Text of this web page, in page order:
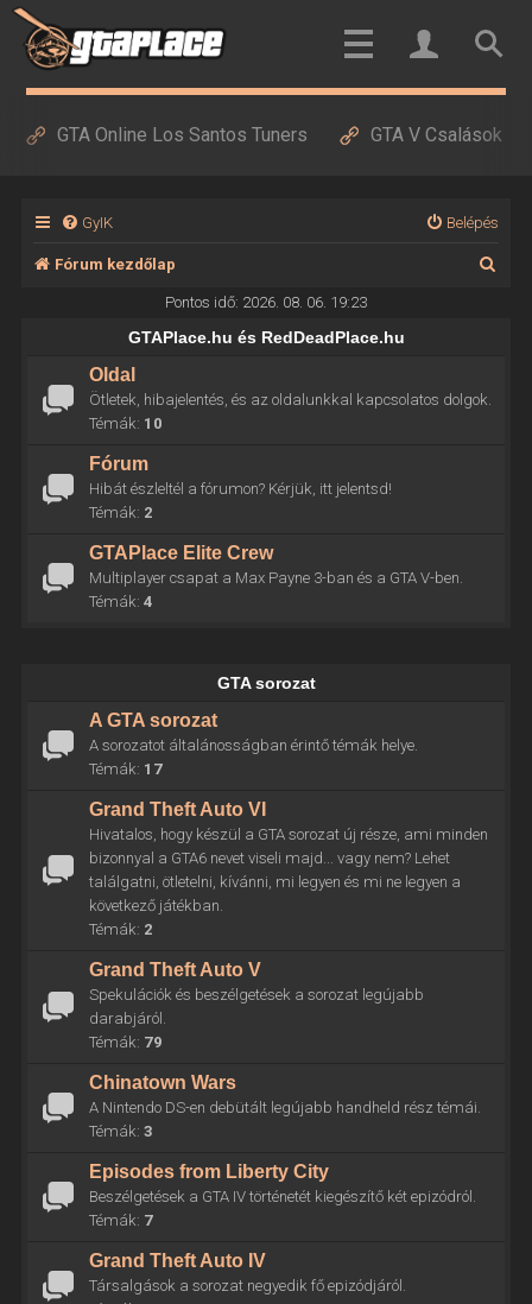
GTA Online Los Santos Tuners GTA V Csalások
GyIK Belépés
Fórum kezdőlap
Pontos idő: 2026. 08. 06. 19:23
GTAPlace.hu és RedDeadPlace.hu
Oldal
Ötletek, hibajelentés, és az oldalunkkal kapcsolatos dolgok.
Témák: 10
Fórum
Hibát észleltél a fórumon? Kérjük, itt jelentsd!
Témák: 2
GTAPlace Elite Crew
Multiplayer csapat a Max Payne 3-ban és a GTA V-ben.
Témák: 4
GTA sorozat
A GTA sorozat
A sorozatot általánosságban érintő témák helye.
Témák: 17
Grand Theft Auto VI
Hivatalos, hogy készül a GTA sorozat új része, ami minden
bizonnyal a GTA6 nevet viseli majd... vagy nem? Lehet
találgatni, ötletelni, kívánni, mi legyen és mi ne legyen a
következő játékban.
Témák: 2
Grand Theft Auto V
Spekulációk és beszélgetések a sorozat legújabb
darabjáról.
Témák: 79
Chinatown Wars
A Nintendo DS-en debütált legújabb handheld rész témái.
Témák: 3
Episodes from Liberty City
Beszélgetések a GTA IV történetét kiegészítő két epizódról.
Témák: 7
Grand Theft Auto IV
Társalgások a sorozat negyedik fő epizódjáról.